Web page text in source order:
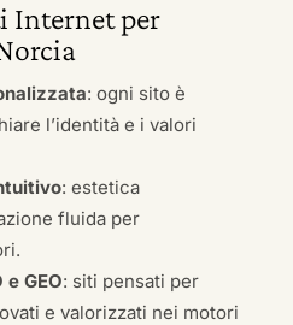
Internet per
: ogni sito è
l’identità e i valori
: estetica
fluida per
GEO: siti pensati per
e valorizzati nei motori